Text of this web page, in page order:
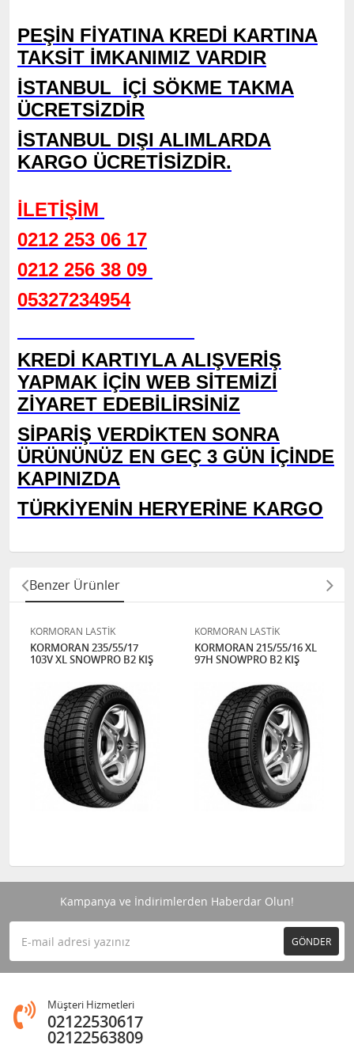
PEŞİN FİYATINA KREDİ KARTINA
TAKSİT İMKANIMIZ VARDIR
İSTANBUL İÇİ SÖKME TAKMA
ÜCRETSİZDİR
İSTANBUL DIŞI ALIMLARDA
KARGO ÜCRETİSİZDİR.
İLETİŞİM
0212 253 06 17
0212 256 38 09
05327234954
KREDİ KARTIYLA ALIŞVERİŞ
YAPMAK İÇİN WEB SİTEMİZİ
ZİYARET EDEBİLİRSİNİZ
SİPARİŞ VERDİKTEN SONRA
ÜRÜNÜNÜZ EN GEÇ 3 GÜN İÇİNDE
KAPINIZDA
TÜRKİYENİN HERYERİNE KARGO
Benzer Ürünler
KORMORAN LASTİK
KORMORAN 235/55/17
103V XL SNOWPRO B2 KIŞ
KORMORAN LASTİK
KORMORAN 215/55/16 XL
97H SNOWPRO B2 KIŞ
Kampanya ve İndirimlerden Haberdar Olun!
GÖNDER
Müşteri Hizmetleri
02122530617
02122563809